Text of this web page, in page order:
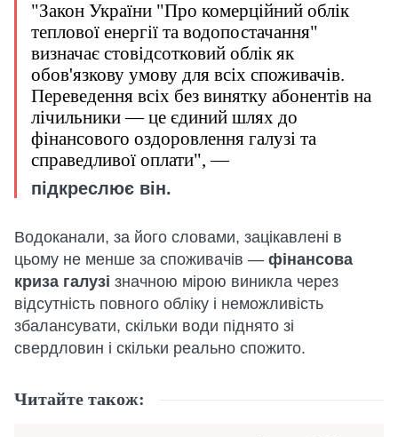
"Закон України "Про комерційний облік
теплової енергії та водопостачання"
визначає стовідсотковий облік як
обов'язкову умову для всіх споживачів.
Переведення всіх без винятку абонентів на
лічильники — це єдиний шлях до
фінансового оздоровлення галузі та
справедливої оплати", —
підкреслює він.
Водоканали, за його словами, зацікавлені в
цьому не менше за споживачів — фінансова
криза галузі значною мірою виникла через
відсутність повного обліку і неможливість
збалансувати, скільки води піднято зі
свердловин і скільки реально спожито.
Читайте також: